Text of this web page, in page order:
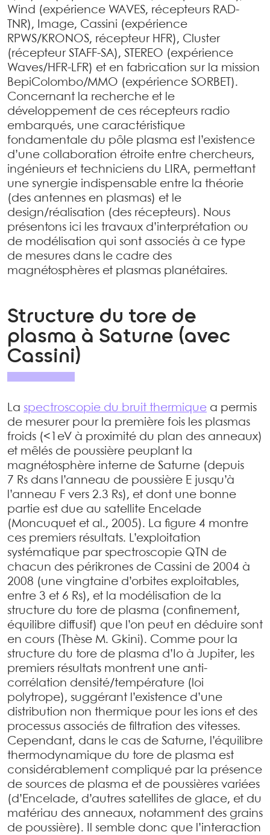
Wind (expérience WAVES, récepteurs RAD-
TNR), Image, Cassini (expérience
RPWS/KRONOS, récepteur HFR), Cluster
(récepteur STAFF-SA), STEREO (expérience
Waves/HFR-LFR) et en fabrication sur la mission
BepiColombo/MMO (expérience SORBET).
Concernant la recherche et le
développement de ces récepteurs radio
embarqués, une caractéristique
fondamentale du pôle plasma est l’existence
d’une collaboration étroite entre chercheurs,
ingénieurs et techniciens du LIRA, permettant
une synergie indispensable entre la théorie
(des antennes en plasmas) et le
design/réalisation (des récepteurs). Nous
présentons ici les travaux d’interprétation ou
de modélisation qui sont associés à ce type
de mesures dans le cadre des
magnétosphères et plasmas planétaires.
Structure du tore de
plasma à Saturne (avec
Cassini)
La spectroscopie du bruit thermique a permis
de mesurer pour la première fois les plasmas
froids (<1eV à proximité du plan des anneaux)
et mêlés de poussière peuplant la
magnétosphère interne de Saturne (depuis
7 Rs dans l’anneau de poussière E jusqu’à
l’anneau F vers 2.3 Rs), et dont une bonne
partie est due au satellite Encelade
(Moncuquet et al., 2005). La figure 4 montre
ces premiers résultats. L’exploitation
systématique par spectroscopie QTN de
chacun des périkrones de Cassini de 2004 à
2008 (une vingtaine d’orbites exploitables,
entre 3 et 6 Rs), et la modélisation de la
structure du tore de plasma (confinement,
équilibre diffusif) que l’on peut en déduire sont
en cours (Thèse M. Gkini). Comme pour la
structure du tore de plasma d’Io à Jupiter, les
premiers résultats montrent une anti-
corrélation densité/température (loi
polytrope), suggérant l’existence d’une
distribution non thermique pour les ions et des
processus associés de filtration des vitesses.
Cependant, dans le cas de Saturne, l’équilibre
thermodynamique du tore de plasma est
considérablement compliqué par la présence
de sources de plasma et de poussières variées
(d’Encelade, d’autres satellites de glace, et du
matériau des anneaux, notamment des grains
de poussière). Il semble donc que l’interaction